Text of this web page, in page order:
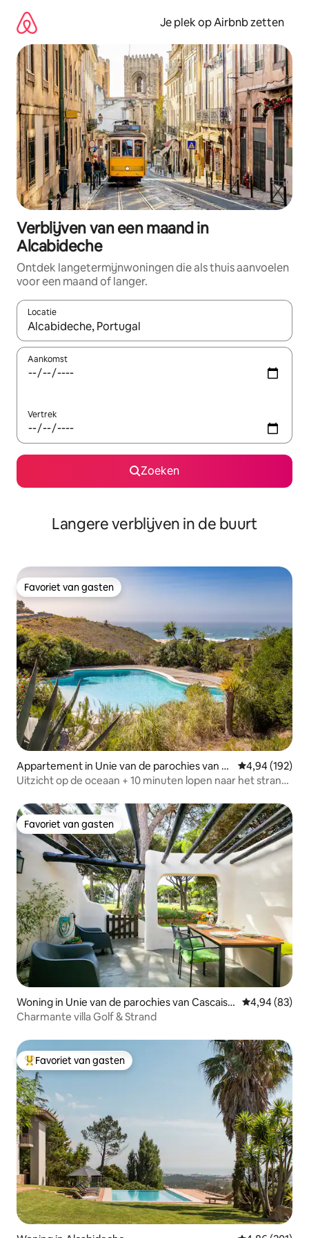
direct
naar
inhoud
Je plek op Airbnb zetten
Verblijven van een maand in
Alcabideche
Ontdek langetermijnwoningen die als thuis aanvoelen
voor een maand of langer.
Locatie
Wanneer er resultaten beschikbaar zijn, maak je een keuze
Aankomst
Vertrek
Zoeken
Langere verblijven in de buurt
Favoriet van gasten
Favoriet van gasten
Appartement in Unie van de parochies van C
ascais en Estoril
Gemiddelde
4,94 (192)
Uitzicht op de oceaan + 10 minuten lopen naar het strand
Favoriet van gasten
Favoriet van gasten
Woning in Unie van de parochies van Cascais e
n Estoril
Gemiddelde
4,94 (83)
Charmante villa Golf & Strand
Topfavoriet van gasten
Favoriet van gasten